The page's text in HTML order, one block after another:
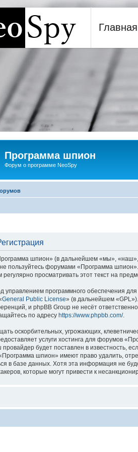
Программа шпион NeoSpy
Главная
Программа шпион
Форум о программе NeoSpy
шпион» (в дальнейшем «мы», «наш»,
пользуйтесь форумами «Программа
просматривать этот текст на
программного обеспечения
General Public License» (в дальнейшем
и phpBB Group не несёт
по адресу https://www.phpbb.com/.
оскорбительных, угрожающих,
услуги хостинга для форумов
будет поставлен в известность,
шпион» имеют право удалить,
в базе данных. Хотя эта информация не
которые могут привести к